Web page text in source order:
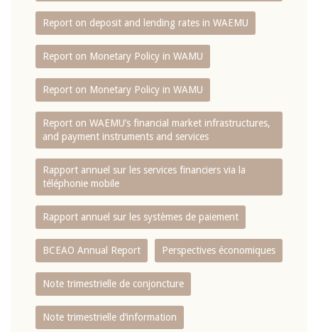
Report on deposit and lending rates in WAEMU
Report on Monetary Policy in WAMU
Report on Monetary Policy in WAMU
Report on WAEMU’s financial market infrastructures,
and payment instruments and services
Rapport annuel sur les services financiers via la
téléphonie mobile
Rapport annuel sur les systèmes de paiement
BCEAO Annual Report Perspectives économiques
Note trimestrielle de conjoncture
Note trimestrielle d‘information